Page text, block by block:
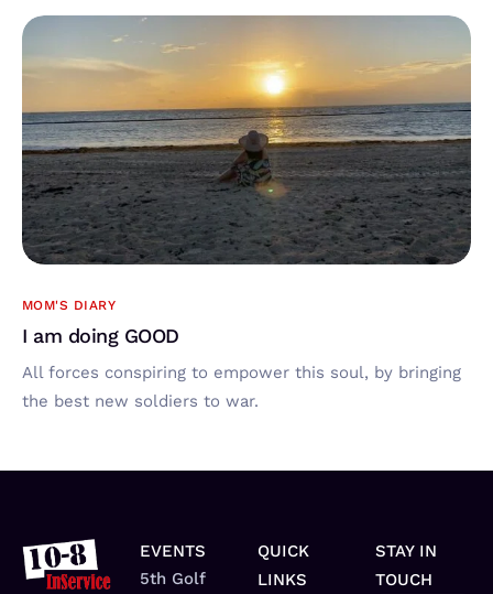
MOM'S DIARY
I am doing GOOD
All forces conspiring to empower this soul, by bringing
the best new soldiers to war.
EVENTS
5th Golf
QUICK
LINKS
STAY IN
TOUCH